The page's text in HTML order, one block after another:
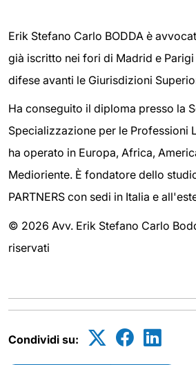
Erik Stefano Carlo BODDA è
già iscritto nei fori di Madrid e
difese avanti le Giurisdizioni
Ha conseguito il diploma presso la
Specializzazione per le Professioni
ha operato in Europa, Africa,
Medioriente. È fondatore dello
PARTNERS con sedi in Italia e
© 2026 Avv. Erik Stefano Carlo
riservati
Condividi su: